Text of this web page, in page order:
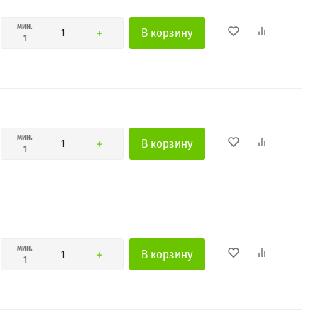
мин.
1
В корзину
мин.
1
В корзину
мин.
1
В корзину